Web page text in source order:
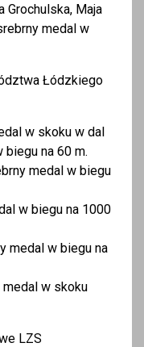
Grochulska, Maja
medal w
Łódzkiego
w skoku w dal
biegu na 60 m.
medal w biegu
w biegu na 1000
medal w biegu na
medal w skoku
LZS